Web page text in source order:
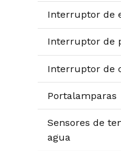
Interruptor de
Interruptor de
Interruptor de
Portalamparas
Sensores de
agua